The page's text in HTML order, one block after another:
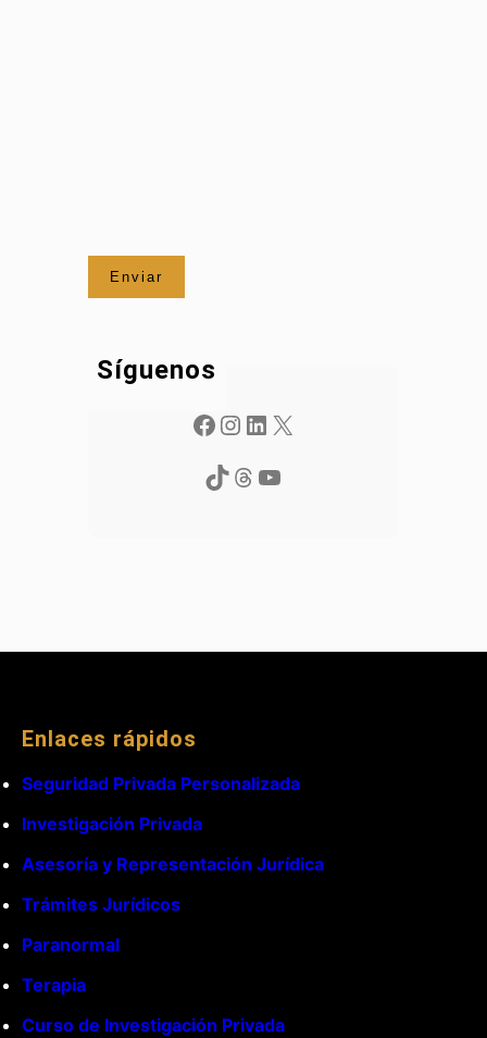
Síguenos
Facebook Instagram LinkedIn X
TikTok Threads YouTube
Enlaces rápidos
Seguridad Privada Personalizada
Investigación Privada
Asesoría y Representación Jurídica
Trámites Jurídicos
Paranormal
Terapia
Curso de Investigación Privada